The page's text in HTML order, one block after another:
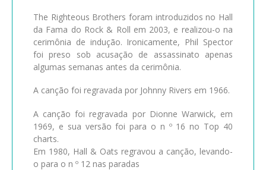
The Righteous Brothers foram introduzidos no Hall
da Fama do Rock & Roll em 2003, e realizou-o na
cerimônia de indução. Ironicamente, Phil Spector
foi preso sob acusação de assassinato apenas
algumas semanas antes da cerimônia.
A canção foi regravada por Johnny Rivers em 1966.
A canção foi regravada por Dionne Warwick, em
1969, e sua versão foi para o n º 16 no Top 40
charts.
Em 1980, Hall & Oats regravou a canção, levando-
o para o n º 12 nas paradas